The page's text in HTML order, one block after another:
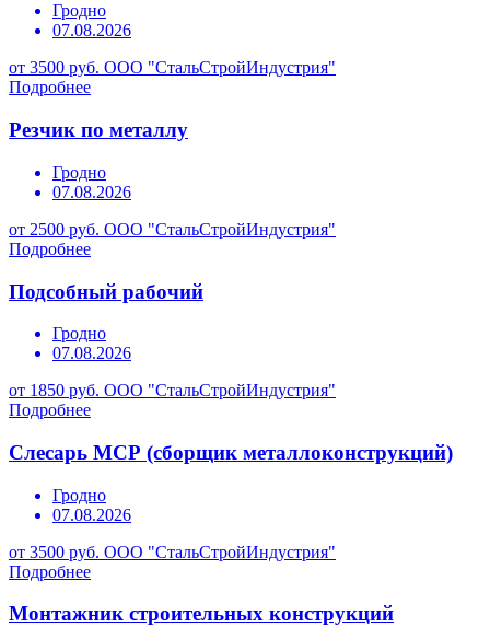
Гродно
07.08.2026
от 3500 руб. ООО "СтальСтройИндустрия"
Подробнее
Резчик по металлу
Гродно
07.08.2026
от 2500 руб. ООО "СтальСтройИндустрия"
Подробнее
Подсобный рабочий
Гродно
07.08.2026
от 1850 руб. ООО "СтальСтройИндустрия"
Подробнее
Слесарь МСР (сборщик металлоконструкций)
Гродно
07.08.2026
от 3500 руб. ООО "СтальСтройИндустрия"
Подробнее
Монтажник строительных конструкций